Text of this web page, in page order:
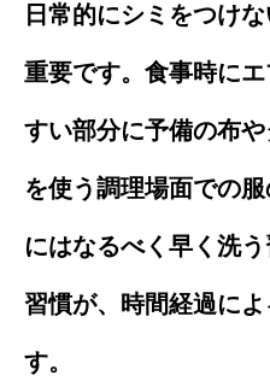
日常的にシミをつけ
重要です。食事時に
すい部分に予備の布
を使う調理場面での
にはなるべく早く洗
習慣が、時間経過に
す。